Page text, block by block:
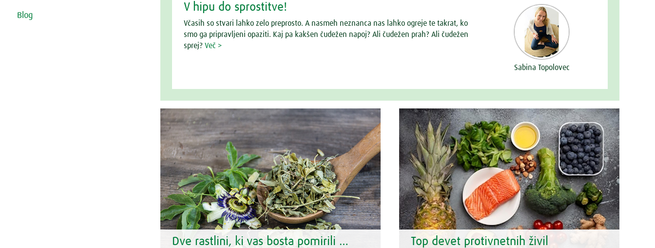
Blog
V hipu do sprostitve!
Včasih so stvari lahko zelo preprosto. A nasmeh neznanca nas lahko ogreje te takrat, ko
smo ga pripravljeni opaziti. Kaj pa kakšen čudežen napoj? Ali čudežen prah? Ali čudežen
sprej?Več >
Sabina Topolovec
Dve rastlini, ki vas bosta pomirili … Top devet protivnetnih živil